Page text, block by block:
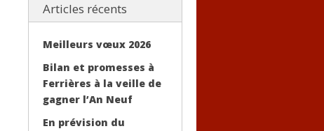
Articles récents
Meilleurs vœux 2026
Bilan et promesses à
Ferrières à la veille de
gagner l’An Neuf
En prévision du